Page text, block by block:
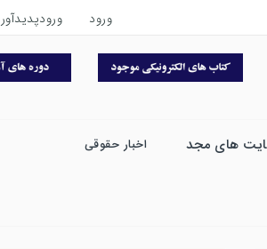
ورود ورودپدیدآور
های مجد اخبار حقوقی